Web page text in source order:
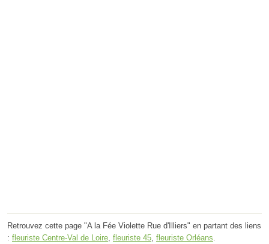
Retrouvez cette page "A la Fée Violette Rue d'Illiers" en partant des liens
: fleuriste Centre-Val de Loire, fleuriste 45, fleuriste Orléans.